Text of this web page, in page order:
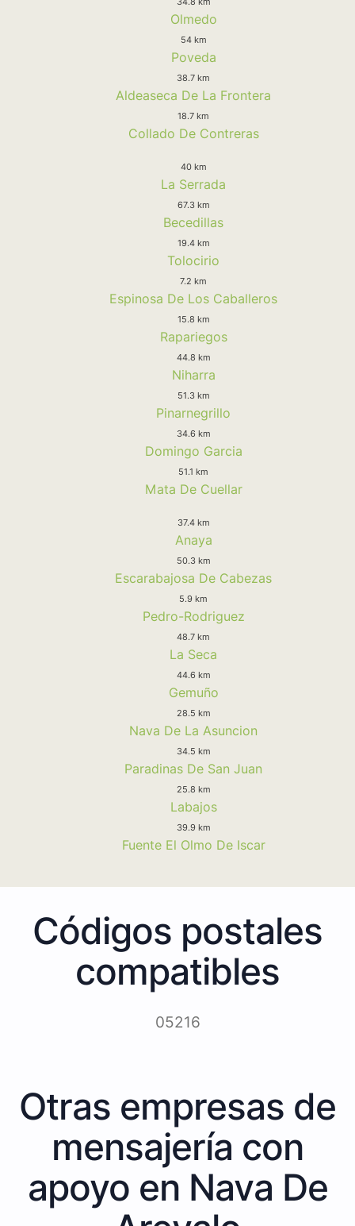
Olmedo
54 km
Poveda
38.7 km
Aldeaseca De La Frontera
18.7 km
Collado De Contreras
40 km
La Serrada
67.3 km
Becedillas
19.4 km
Tolocirio
7.2 km
Espinosa De Los Caballeros
15.8 km
Rapariegos
44.8 km
Niharra
51.3 km
Pinarnegrillo
34.6 km
Domingo Garcia
51.1 km
Mata De Cuellar
37.4 km
Anaya
50.3 km
Escarabajosa De Cabezas
5.9 km
Pedro-Rodriguez
48.7 km
La Seca
44.6 km
Gemuño
28.5 km
Nava De La Asuncion
34.5 km
Paradinas De San Juan
25.8 km
Labajos
39.9 km
Fuente El Olmo De Iscar
Códigos postales
compatibles
05216
Otras empresas de
mensajería con
apoyo en Nava De